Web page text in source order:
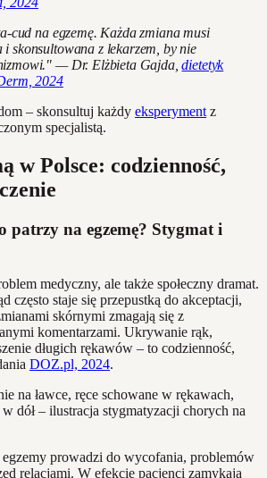
cud na egzemę. Każda zmiana musi
i skonsultowana z lekarzem, by nie
— Dr. Elżbieta Gajda,dietetyk
2024
– skonsultuj każdy eksperyment z
specjalistą.
w Polsce: codzienność,
patrzy na egzemę? Stygmat i
medyczny, ale także społeczny dramat.
często staje się przepustką do akceptacji,
skórnymi zmagają się z
komentarzami. Ukrywanie rąk,
długich rękawów – to codzienność,
DOZ.pl, 2024.
egzemy prowadzi do wycofania, problemów
relacjami. W efekcie pacjenci zamykają